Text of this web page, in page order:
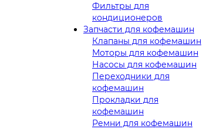
Фильтры для
кондиционеров
Запчасти для кофемашин
Клапаны для кофемашин
Моторы для кофемашин
Насосы для кофемашин
Переходники для
кофемашин
Прокладки для
кофемашин
Ремни для кофемашин